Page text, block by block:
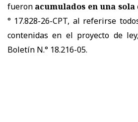
fueron acumulados en una sola
° 17.828-26-CPT, al referirse
contenidas en el proyecto de
Boletín N.° 18.216-05.